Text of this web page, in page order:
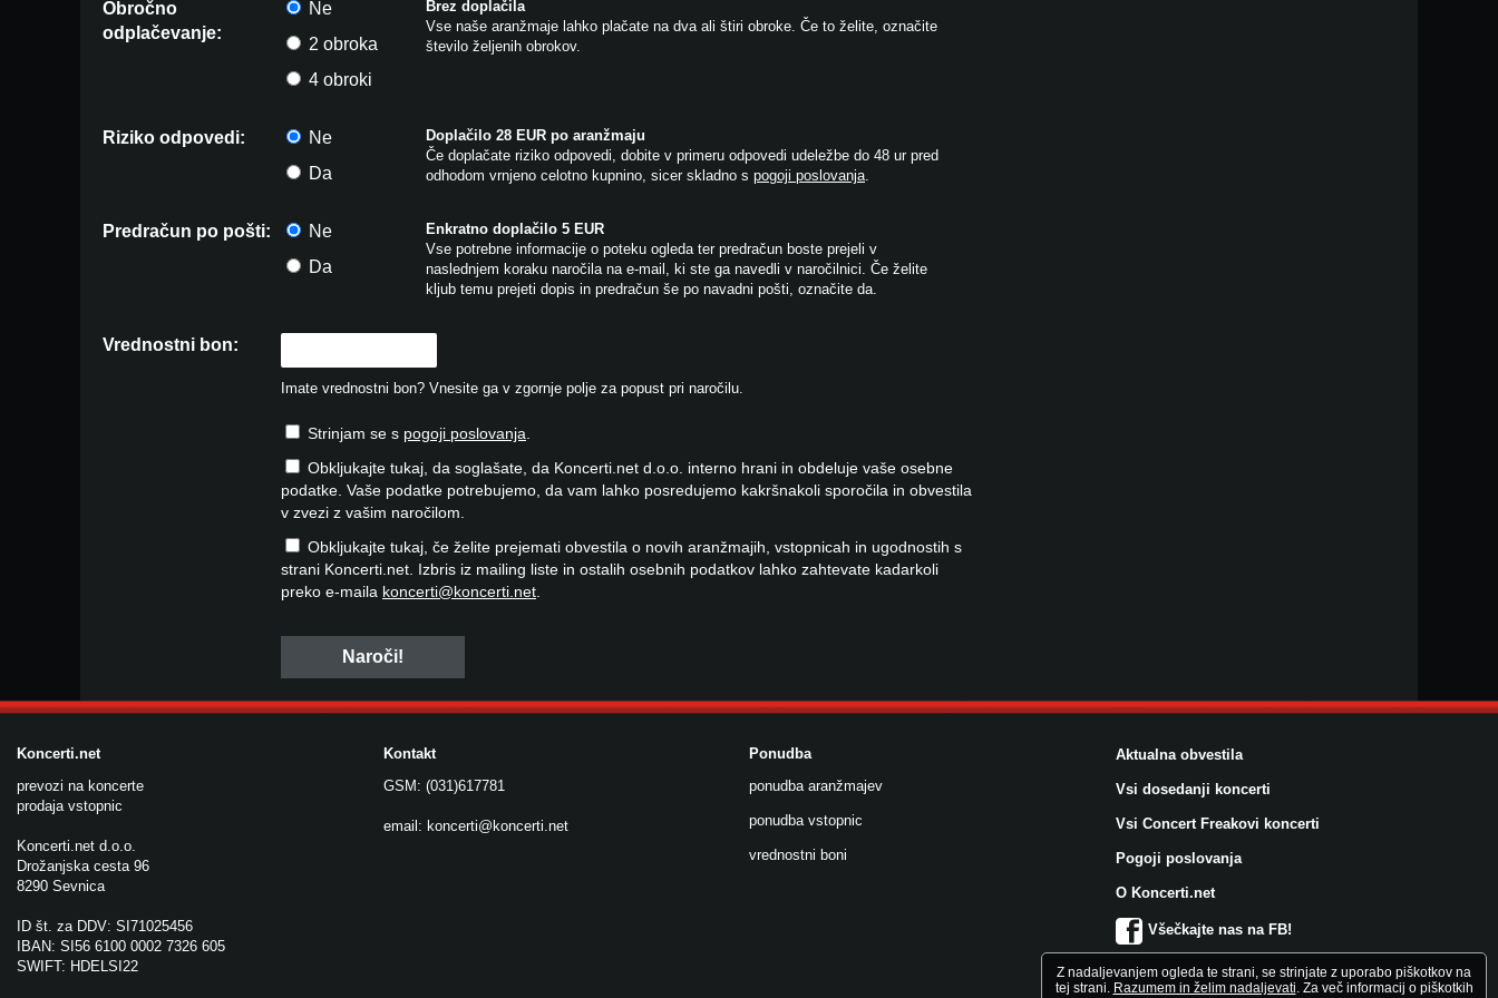
Obročno
odplačevanje:
Ne
2 obroka
4 obroki
Brez doplačila
Vse naše aranžmaje lahko plačate na dva ali štiri obroke. Če to želite, označite
število željenih obrokov.
Riziko odpovedi:
Ne
Da
Doplačilo 28 EUR po aranžmaju
Če doplačate riziko odpovedi, dobite v primeru odpovedi udeležbe do 48 ur pred
odhodom vrnjeno celotno kupnino, sicer skladno s pogoji poslovanja.
Predračun po pošti:
Ne
Da
Enkratno doplačilo 5 EUR
Vse potrebne informacije o poteku ogleda ter predračun boste prejeli v
naslednjem koraku naročila na e-mail, ki ste ga navedli v naročilnici. Če želite
kljub temu prejeti dopis in predračun še po navadni pošti, označite da.
Vrednostni bon:
Imate vrednostni bon? Vnesite ga v zgornje polje za popust pri naročilu.
Strinjam se s pogoji poslovanja
Obkljukajte tukaj, da soglašate, da Koncerti.net d.o.o. interno hrani in obdeluje vaše osebne
podatke. Vaše podatke potrebujemo, da vam lahko posredujemo kakršnakoli sporočila in obvestila
v zvezi z vašim naročilom.
Obkljukajte tukaj, če želite prejemati obvestila o novih aranžmajih, vstopnicah in ugodnostih s
strani Koncerti.net. Izbris iz mailing liste in ostalih osebnih podatkov lahko zahtevate kadarkoli
preko e-maila koncerti@koncerti.net
Koncerti.net
prevozi na koncerte
prodaja vstopnic
Koncerti.net d.o.o.
Drožanjska cesta 96
8290 Sevnica
ID št. za DDV: SI71025456
IBAN: SI56 6100 0002 7326 605
SWIFT: HDELSI22
Kontakt
GSM: (031)617781
email: koncerti@koncerti.net
Ponudba
ponudba aranžmajev
ponudba vstopnic
vrednostni boni
Aktualna obvestila
Vsi dosedanji koncerti
Vsi Concert Freakovi koncerti
Pogoji poslovanja
O Koncerti.net
Všečkajte nas na FB!
Z nadaljevanjem ogleda te strani, se strinjate z uporabo piškotkov na
tej strani. Razumem in želim nadaljevati. Za več informacij o piškotkih